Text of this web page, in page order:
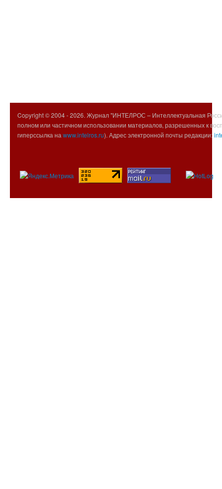
Copyright © 2004 -2026. Журнал "ИНТЕЛРОС – Интеллектуальная
полном или частичном использовании материалов, разрешенных к
гиперссылка на www.intelros.ru). Адрес электронной почты редакции: